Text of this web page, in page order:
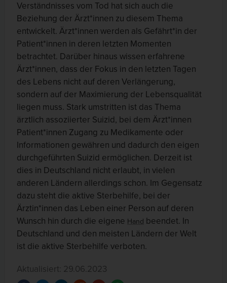
Verständnisses vom Tod hat sich auch die
Beziehung der Ärzt*innen zu diesem Thema
entwickelt. Ärzt*innen werden als Gefährt*in der
Patient*innen in deren letzten Momenten
betrachtet. Darüber hinaus wissen erfahrene
Ärzt*innen, dass der Fokus in den letzten Tagen
des Lebens nicht auf deren Verlängerung,
sondern auf der Maximierung der Lebensqualität
liegen muss. Stark umstritten ist das Thema
ärztlich assoziierter Suizid, bei dem Ärzt*innen
Patient*innen Zugang zu Medikamente oder
Informationen gewähren und dadurch den eigen
durchgeführten Suizid ermöglichen. Derzeit ist
dies in Deutschland nicht erlaubt, in vielen
anderen Ländern allerdings schon. Im Gegensatz
dazu steht die aktive Sterbehilfe, bei der
Ärztin*innen das Leben einer Person auf deren
Wunsch hin durch die eigene Hand beendet. In
Deutschland und den meisten Ländern der Welt
ist die aktive Sterbehilfe verboten.
Aktualisiert: 29.06.2023